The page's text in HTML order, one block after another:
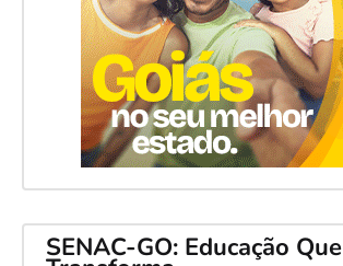
SENAC-GO: Educação Que